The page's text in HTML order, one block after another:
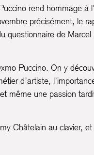
rend hommage à
précisément, le
questionnaire de Marcel
Puccino. On y
d’artiste,
même une passion
Châtelain au clavier,